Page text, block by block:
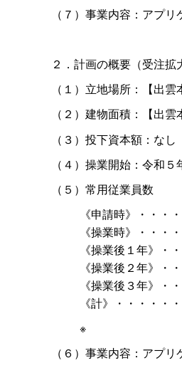
（７）事業内容：アプ
２．計画の概要（受注拡
（１）立地場所：【出
（２）建物面積：【出
（３）投下資本額：なし
（４）操業開始：令和５
（５）常用従業員数
《申請時》・・・
《操業時》・・・
《操業後１年》・
《操業後２年》・
《操業後３年》・
《計》・・・・・
※
（６）事業内容：アプ